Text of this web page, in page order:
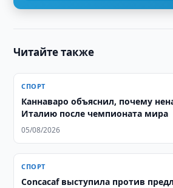
Читайте также
СПОРТ
Каннаваро объяснил, почему
Италию после чемпионата мира
05/08/2026
СПОРТ
Concacaf выступила против